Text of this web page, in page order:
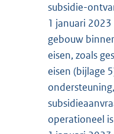
subsidie-
1 januari
gebouw
eisen, zoals
eisen (bijlage
operationeel